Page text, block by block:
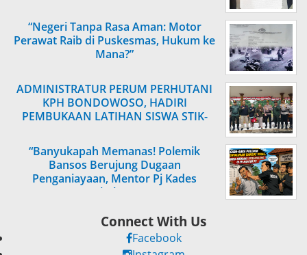
“Negeri Tanpa Rasa Aman: Motor
Perawat Raib di Puskesmas, Hukum ke
Mana?”
ADMINISTRATUR PERUM PERHUTANI
KPH BONDOWOSO, HADIRI
PEMBUKAAN LATIHAN SISWA STIK-
“Banyukapah Memanas! Polemik
Bansos Berujung Dugaan
Penganiayaan, Mentor Pj Kades
Ditahan”
Connect With Us
Facebook